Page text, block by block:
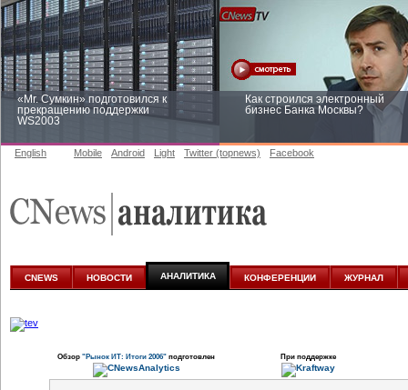
«Mr. Сумкин» подготовился к
прекращению поддержки
WS2003
Как строился электронный
бизнес Банка Москвы?
аналитике
English Mobile Android Light Twitter (topnews) Facebook
CNEWS НОВОСТИ АНАЛИТИКА КОНФЕРЕНЦИИ ЖУРНАЛ
Обзор "Рынок ИТ: Итоги 2006" подготовлен При поддержке